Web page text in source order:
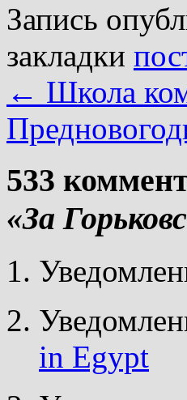
Запись
закладки
← Школа
533
«За
in Egypt